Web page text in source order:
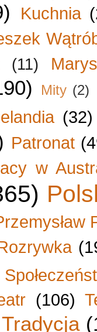
Kuchnia
(11)
Mity (2)
(32)
Patronat
w
(106)
Tradycja